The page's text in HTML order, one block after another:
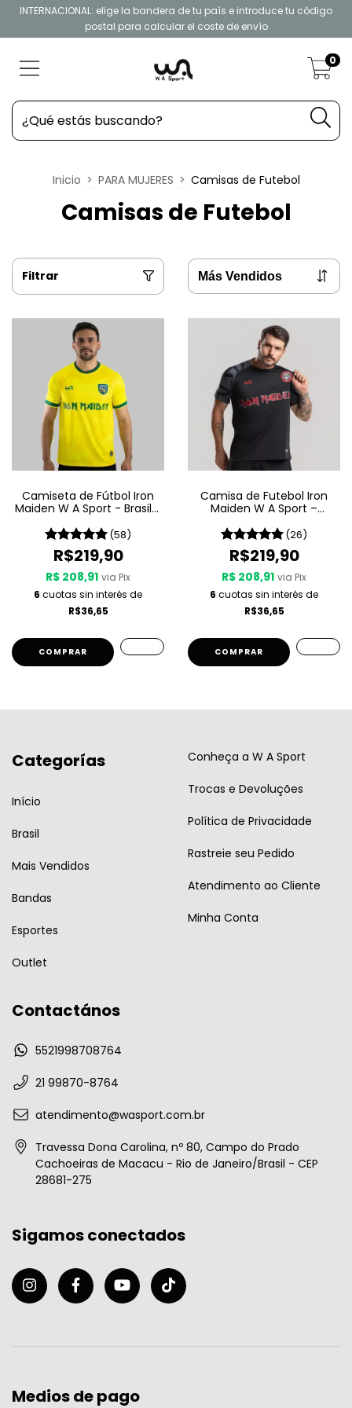
INTERNACIONAL: elige la bandera de tu país e introduce tu código
postal para calcular el coste de envío
0
Inicio > PARA MUJERES > Camisas de Futebol
Camisas de Futebol
Filtrar
Camiseta de Fútbol Iron
Maiden W A Sport - Brasil -
(58)
R$219,90
R$ 208,91 via Pix
6 cuotas sin interés de
R$36,65
COMPRAR
Camisa de Futebol Iron
Maiden W A Sport –
(26)
R$219,90
R$ 208,91 via Pix
6 cuotas sin interés de
R$36,65
COMPRAR
Categorías
Início
Brasil
Mais Vendidos
Bandas
Esportes
Outlet
Conheça a W A Sport
Trocas e Devoluções
Política de Privacidade
Rastreie seu Pedido
Atendimento ao Cliente
Minha Conta
Contactános
5521998708764
21 99870-8764
atendimento@wasport.com.br
Travessa Dona Carolina, nº 80, Campo do Prado
Cachoeiras de Macacu - Rio de Janeiro/Brasil - CEP
28681-275
Sigamos conectados
Medios de pago